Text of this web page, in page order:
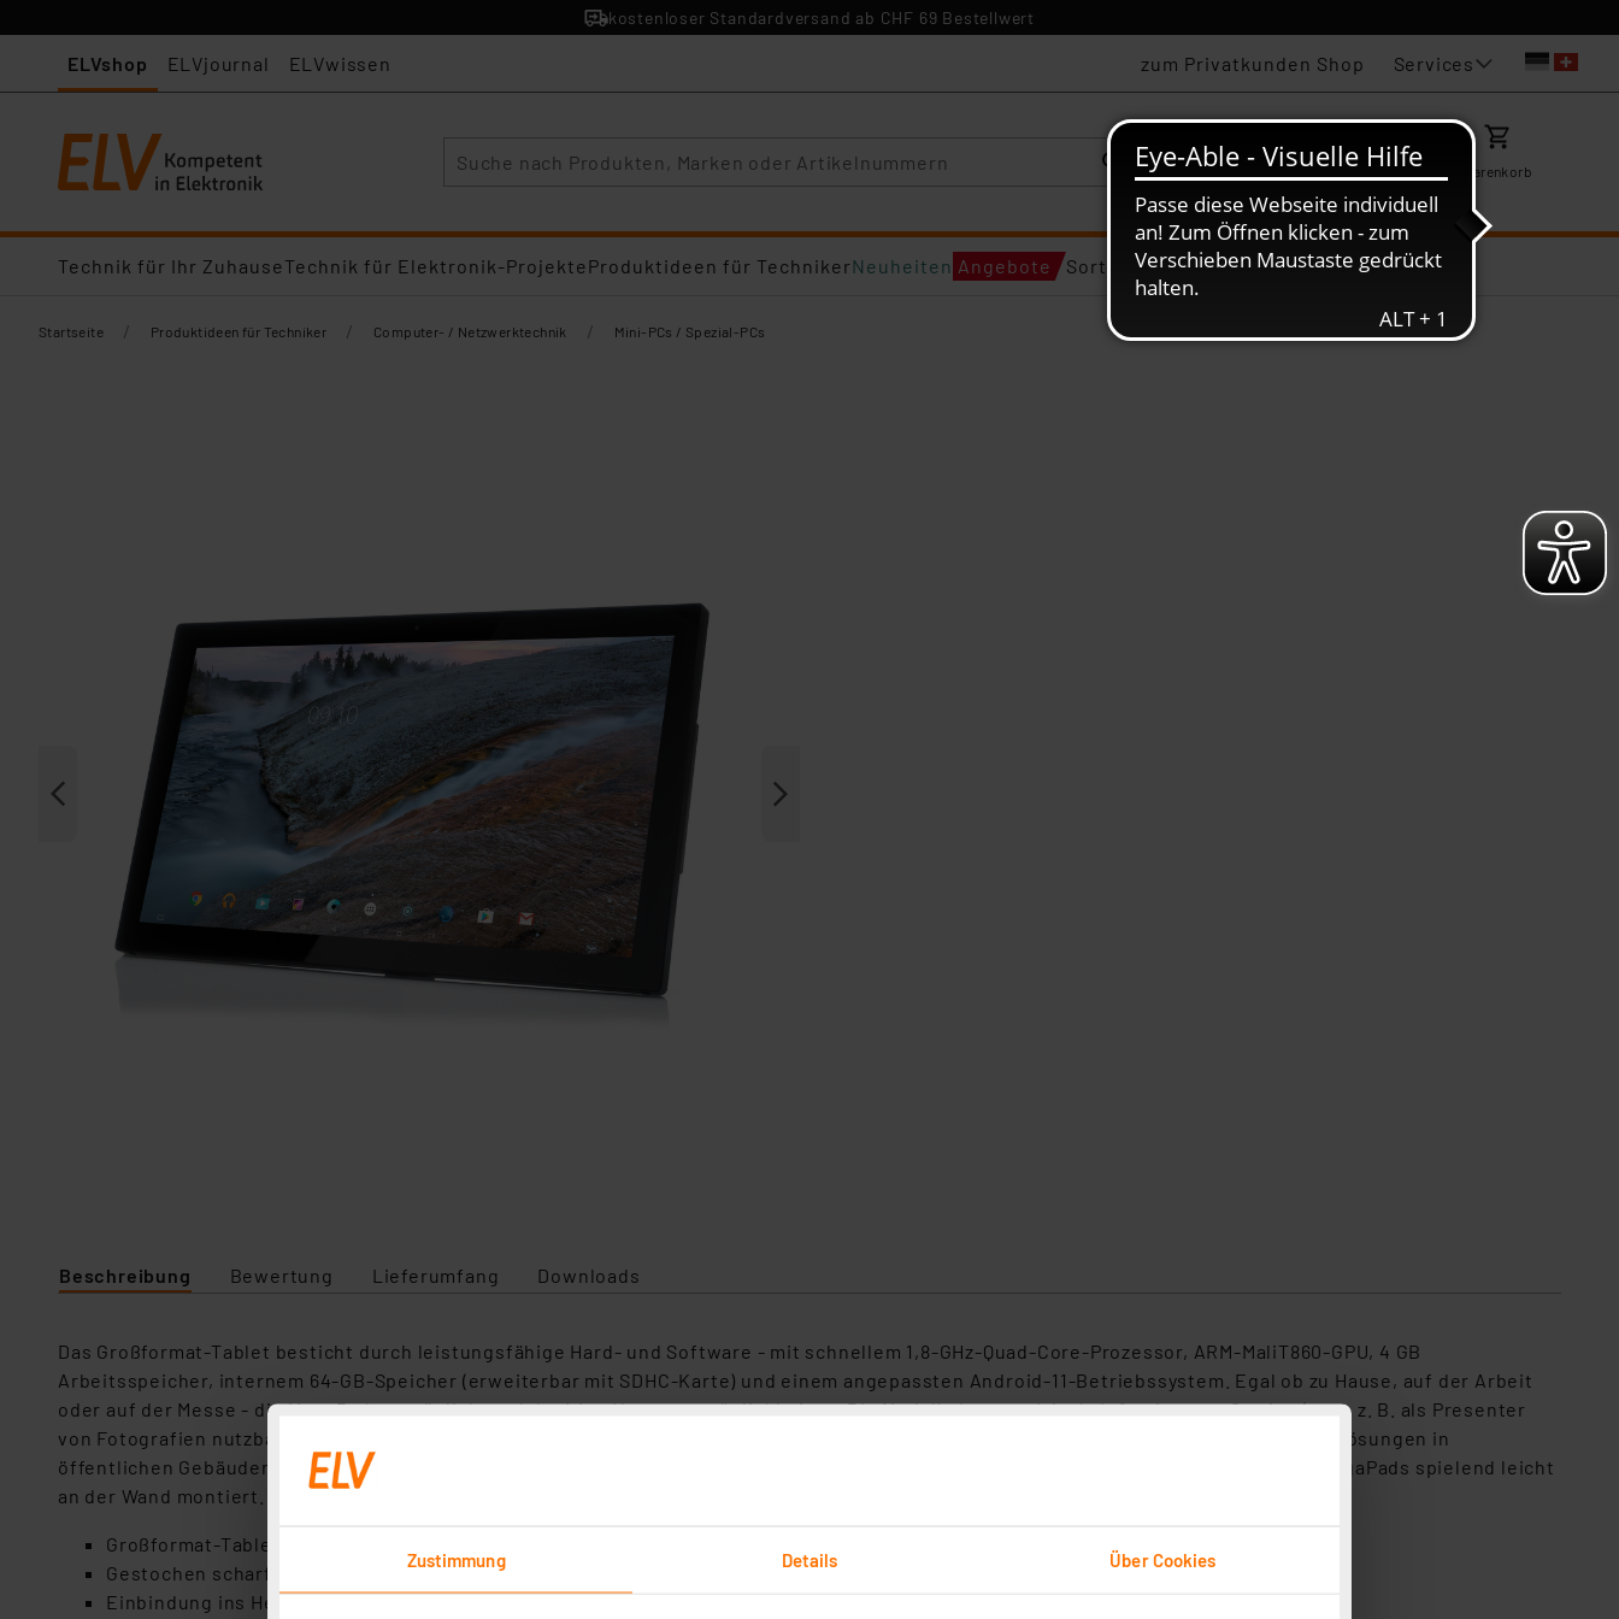
Zustimmung Details Über Cookies
kostenloser Standardversand ab CHF 69 Bestellwert
ELVshop ELVjournal ELVwissen zum Privatkunden Shop Services
KarriereMein ELV Merkzettel Warenkorb
Technik für Ihr ZuhauseTechnik für Elektronik-ProjekteProduktideen für TechnikerNeuheiten Angebote Sortiments-Deals
Startseite / Produktideen für Techniker / Computer- / Netzwerktechnik / Mini-PCs / Spezial-PCs
Beschreibung Bewertung Lieferumfang Downloads
Das Großformat-Tablet besticht durch leistungsfähige Hard- und Software - mit schnellem 1,8-GHz-Quad-Core-Prozessor, ARM-MaliT860-GPU, 4 GB
Arbeitsspeicher, internem 64-GB-Speicher (erweiterbar mit SDHC-Karte) und einem angepassten Android-11-Betriebssystem. Egal ob zu Hause, auf der Arbeit
oder auf der Messe - die MegaPads ermöglichen vielseitige Nutzungsmöglichkeiten. Die Modelle lassen sich als Infotainment-Station (auch z. B. als Presenter
von Fotografien nutzbar) für zu Hause oder z. B. als Statusmonitor im intelligenten Eigenheim nutzen oder aber auch als Digital-Signage-Lösungen in
öffentlichen Gebäuden einsetzen (z. B. auch als Wegweiser auf Messen, als Infoboard in der Firma) - dank VESA-Vorrüstung werden die MegaPads spielend leicht
an der Wand montiert.
Großformat-Tablet mit blickwinkelstabilem, kapazitivem 61,0 cm-Multitouch-IPS-Display (24") mit LED-Hintergrundbeleuchtung
Gestochen scharfe Darstellung durch Full-HD-Auflösung: 1920 x 1080 Pixel (1080p)
Einbindung ins Heimnetz: drahtgebunden via LAN-Kabel und drahtlos via WLAN 802.11 a/b/g/n (2,4/5 GHz)